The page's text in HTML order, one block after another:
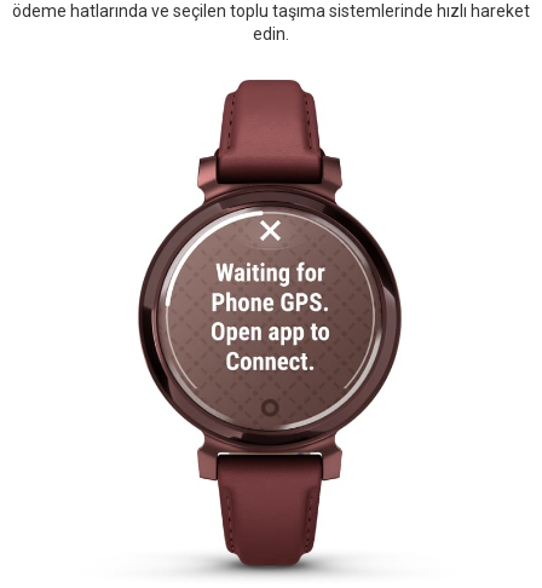
ödeme hatlarında ve seçilen toplu taşıma sistemlerinde hızlı hareket
edin.